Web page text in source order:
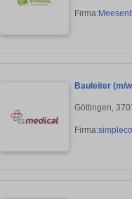
Firma:
Bauleiter (m/
Göttingen,
Firma: